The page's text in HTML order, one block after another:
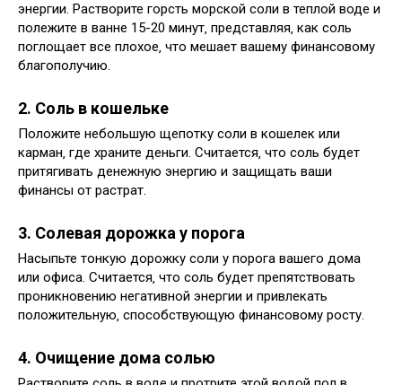
энергии. Растворите горсть морской соли в теплой воде и
полежите в ванне 15-20 минут‚ представляя‚ как соль
поглощает все плохое‚ что мешает вашему финансовому
благополучию.
2. Соль в кошельке
Положите небольшую щепотку соли в кошелек или
карман‚ где храните деньги. Считается‚ что соль будет
притягивать денежную энергию и защищать ваши
финансы от растрат.
3. Солевая дорожка у порога
Насыпьте тонкую дорожку соли у порога вашего дома
или офиса. Считается‚ что соль будет препятствовать
проникновению негативной энергии и привлекать
положительную‚ способствующую финансовому росту.
4. Очищение дома солью